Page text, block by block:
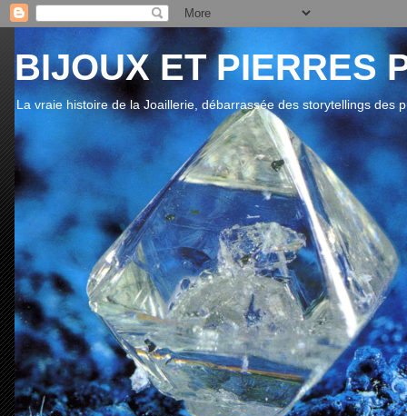
BIJOUX ET PIERRES
La vraie histoire de la Joaillerie, débarrassée des storytellings des